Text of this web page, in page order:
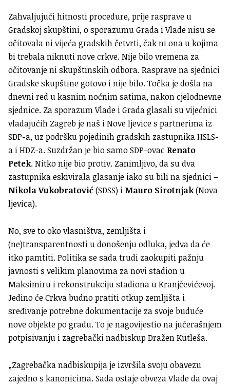
Zahvaljujući hitnosti procedure, prije rasprave u
Gradskoj skupštini, o sporazumu Grada i Vlade nisu se
očitovala ni vijeća gradskih četvrti, čak ni ona u kojima
bi trebala niknuti nove crkve. Nije bilo vremena za
očitovanje ni skupštinskih odbora. Rasprave na sjednici
Gradske skupštine gotovo i nije bilo. Točka je došla na
dnevni red u kasnim noćnim satima, nakon cjelodnevne
sjednice. Za sporazum Vlade i Grada glasali su vijećnici
vladajućih Zagreb je naš i Nove ljevice s partnerima iz
SDP-a, uz podršku pojedinih gradskih zastupnika HSLS-
a i HDZ-a. Suzdržan je bio samo SDP-ovac Renato
Petek. Nitko nije bio protiv. Zanimljivo, da su dva
zastupnika eskivirala glasanje iako su bili na sjednici –
Nikola Vukobratović(SDSS) i Mauro Sirotnjak(Nova
ljevica).
No, sve to oko vlasništva, zemljišta i
(ne)transparentnosti u donošenju odluka, jedva da će
itko pamtiti. Politika se sada trudi zaokupiti pažnju
javnosti s velikim planovima za novi stadion u
Maksimiru i rekonstrukciju stadiona u Kranjčevićevoj.
Jedino će Crkva budno pratiti otkup zemljišta i
sređivanje potrebne dokumentacije za svoje buduće
nove objekte po gradu. To je nagovijestio na jučerašnjem
potpisivanju i zagrebački nadbiskup Dražen Kutleša.
„Zagrebačka nadbiskupija je izvršila svoju obavezu
zajedno s kanonicima. Sada ostaje obveza Vlade da ovaj